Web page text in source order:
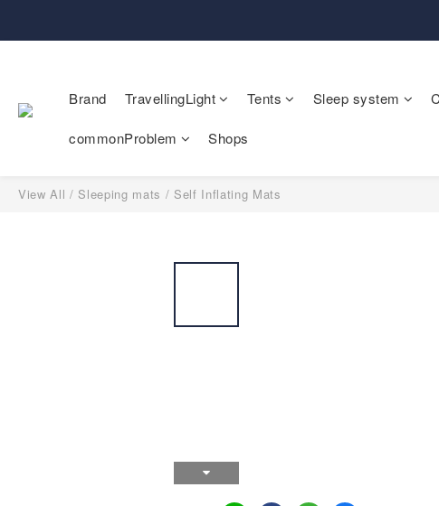
Brand TravellingLight Tents Sleep system
commonProblem Shops
View All / Sleeping mats / Self Inflating Mats